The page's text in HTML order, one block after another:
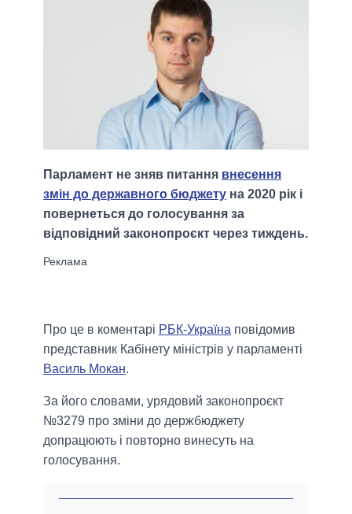
Парламент не зняв питання внесення
змін до державного бюджету на 2020 рік і
повернеться до голосування за
відповідний законопроєкт через тиждень.
Про це в коментарі РБК-Україна повідомив
представник Кабінету міністрів у парламенті
Василь Мокан.
За його словами, урядовий законопроєкт
№3279 про зміни до держбюджету
допрацюють і повторно винесуть на
голосування.